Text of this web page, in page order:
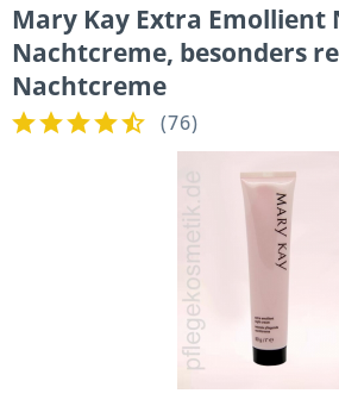
Mary Kay Extra Emollient
Nachtcreme, besonders
Nachtcreme
(76)